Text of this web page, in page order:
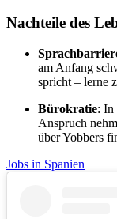
Nachteile des
am Anfang
spricht – lerne
Bürokratie: In
Anspruch
über Yobbers
Jobs in Spanien